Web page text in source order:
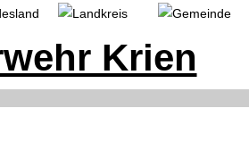
Krien